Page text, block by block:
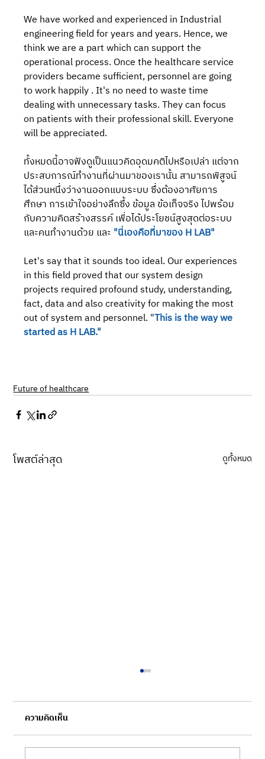
We have worked and experienced in Industrial
engineering field for years and years. Hence, we
think we are a part which can support the
operational process. Once the healthcare service
providers became sufficient, personnel are going
to work happily . It's no need to waste time
dealing with unnecessary tasks. They can focus
on patients with their professional skill. Everyone
will be appreciated.
ทั้งหมดนี้อาจฟังดูเป็นแนวคิดอุดมคติไปหรือเปล่า แต่จาก
ประสบการณ์ทำงานที่ผ่านมาของเรานั้น สามารถพิสูจน์
ได้ส่วนหนึ่งว่างานออกแบบระบบ ซึ่งต้องอาศัยการ
ศึกษา การเข้าใจอย่างลึกซึ้ง ข้อมูล ข้อเท็จจริง ไปพร้อม
กับความคิดสร้างสรรค์ เพื่อได้ประโยชน์สูงสุดต่อระบบ
และคนทำงานด้วย และ "นี่เองคือที่มาของ H LAB"
Let's say that it sounds too ideal. Our experiences
in this field proved that our system design
projects required profound study, understanding,
fact, data and also creativity for making the most
out of system and personnel. "This is the way we
started as H LAB."
Future of healthcare
โพสต์ล่าสุด ดูทั้งหมด
ความคิดเห็น